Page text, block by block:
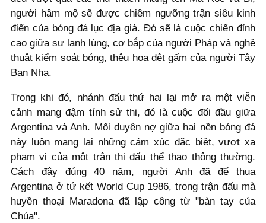
người hâm mộ sẽ được chiêm ngưỡng trận siêu kinh
điển của bóng đá lục địa già. Đó sẽ là cuộc chiến đỉnh
cao giữa sự lạnh lùng, cơ bắp của người Pháp và nghệ
thuật kiểm soát bóng, thêu hoa dệt gấm của người Tây
Ban Nha.
Trong khi đó, nhánh đấu thứ hai lại mở ra một viễn
cảnh mang đậm tính sử thi, đó là cuộc đối đầu giữa
Argentina và Anh. Mối duyên nợ giữa hai nền bóng đá
này luôn mang lại những cảm xúc đặc biệt, vượt xa
phạm vi của một trận thi đấu thể thao thông thường.
Cách đây đúng 40 năm, người Anh đã để thua
Argentina ở tứ kết World Cup 1986, trong trận đấu mà
huyền thoại Maradona đã lập công từ "bàn tay của
Chúa".